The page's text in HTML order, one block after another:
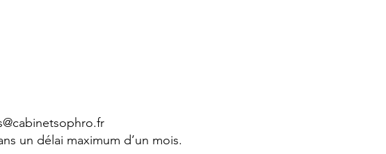
un délai maximum d’un mois.